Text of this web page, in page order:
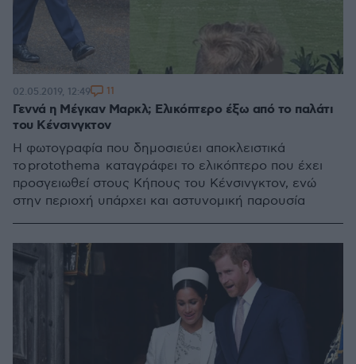
Γεννά η Μέγκαν Μαρκλ; Ελικόπτερο έξω από το παλάτι
του Κένσινγκτον
Η φωτογραφία που δημοσιεύει αποκλειστικά
το protothema καταγράφει το ελικόπτερο που έχει
προσγειωθεί στους Κήπους του Κένσινγκτον, ενώ
στην περιοχή υπάρχει και αστυνομική παρουσία
02.05.2019, 12:49 11